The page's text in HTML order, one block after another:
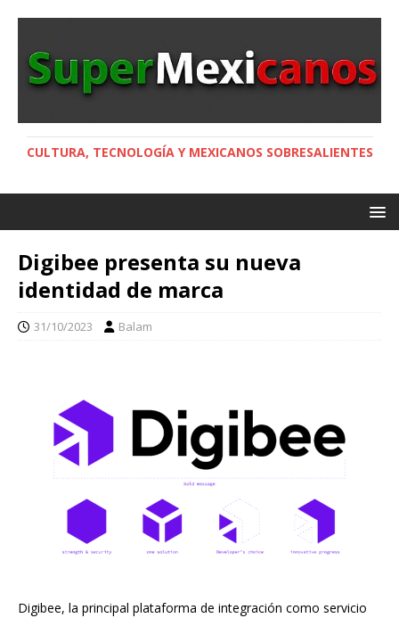
CULTURA, TECNOLOGÍA Y MEXICANOS SOBRESALIENTES
Digibee presenta su nueva
identidad de marca
31/10/2023 Balam
Digibee, la principal plataforma de integración como servicio